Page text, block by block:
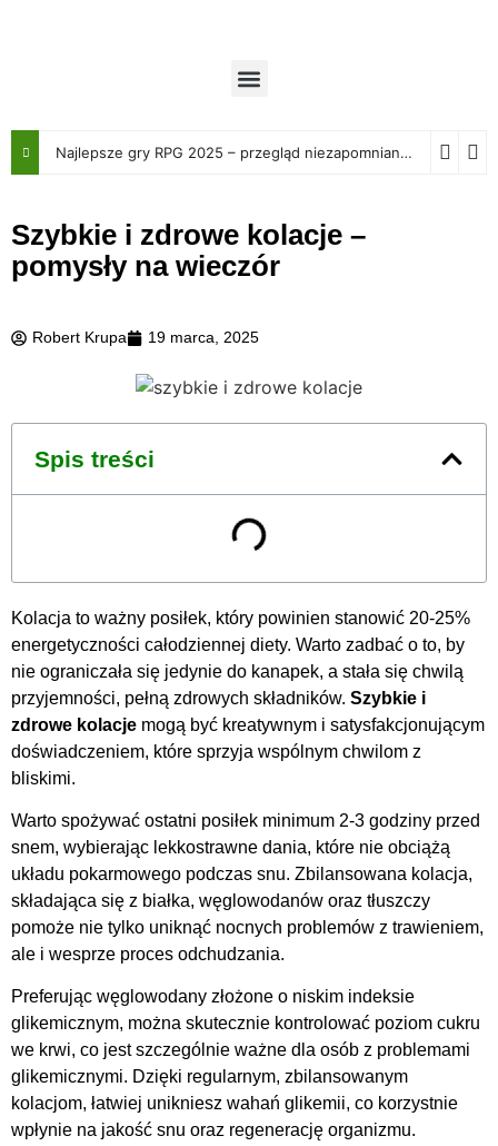
Najlepsze gry RPG 2025 – przegląd niezapomnianych przygód
Szybkie i zdrowe kolacje –
pomysły na wieczór
Robert Krupa 19 marca, 2025
Spis treści
Kolacja to ważny posiłek, który powinien stanowić 20-25%
energetyczności całodziennej diety. Warto zadbać o to, by
nie ograniczała się jedynie do kanapek, a stała się chwilą
przyjemności, pełną zdrowych składników. Szybkie i
zdrowe kolacje mogą być kreatywnym i satysfakcjonującym
doświadczeniem, które sprzyja wspólnym chwilom z
bliskimi.
Warto spożywać ostatni posiłek minimum 2-3 godziny przed
snem, wybierając lekkostrawne dania, które nie obciążą
układu pokarmowego podczas snu. Zbilansowana kolacja,
składająca się z białka, węglowodanów oraz tłuszczy
pomoże nie tylko uniknąć nocnych problemów z trawieniem,
ale i wesprze proces odchudzania.
Preferując węglowodany złożone o niskim indeksie
glikemicznym, można skutecznie kontrolować poziom cukru
we krwi, co jest szczególnie ważne dla osób z problemami
glikemicznymi. Dzięki regularnym, zbilansowanym
kolacjom, łatwiej unikniesz wahań glikemii, co korzystnie
wpłynie na jakość snu oraz regenerację organizmu.